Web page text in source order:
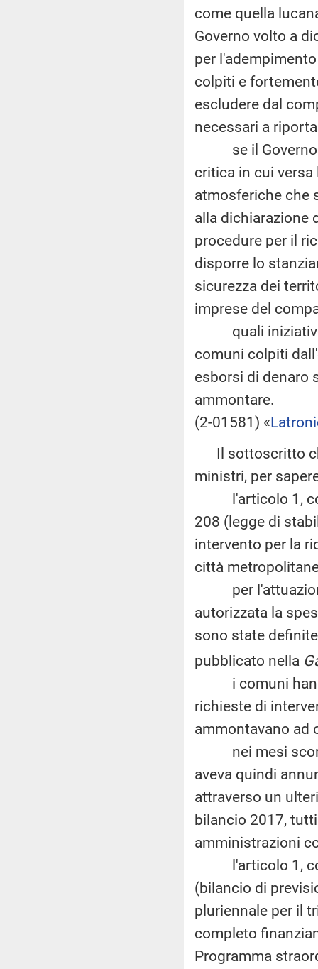
come quella
Governo volto a
per
colpiti e
escludere dal
necessari a
se il Governo
critica in cui versa
atmosferiche che
alla dichiarazione
procedure per il
disporre lo
sicurezza dei
imprese del
quali iniziative
comuni colpiti
esborsi di denaro
ammontare.
(2-01581) «
Il sottoscritto
ministri, per
l'articolo 1,
208 (legge di
intervento per la
città
per l'attuazione
autorizzata la
sono state
pubblicato nella
i comuni hanno
richieste di
ammontavano ad
nei mesi
aveva quindi
attraverso un
bilancio 2017,
amministrazioni
l'articolo 1,
(bilancio di
pluriennale per il
completo
Programma